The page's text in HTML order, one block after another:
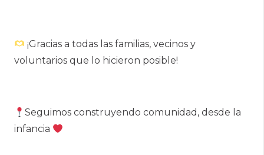
¡Gracias a todas las familias, vecinos y
voluntarios que lo hicieron posible!
Seguimos construyendo comunidad, desde la
infancia